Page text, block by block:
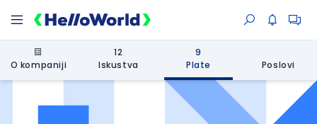
O kompaniji
12
Iskustva
9
Plate
Poslovi